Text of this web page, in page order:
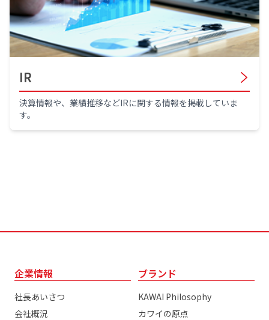
IR
決算情報や、業績推移などIRに関する情報を掲載していま
す。
企業情報
社長あいさつ
会社概況
ブランド
KAWAI Philosophy
カワイの原点